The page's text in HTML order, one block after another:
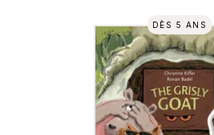
DÈS 5 ANS